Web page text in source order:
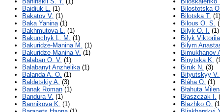
Baidiuk L. (1)
Bakatov V. (1)
Baka Yanina(1)
Bakhmutova L. (1)
Bakunchyk L. M. (1)
Bakuridze-Manina M. (1)
Bakuridze-Manina V. (1)
Balaban O. V. (1)
Balabanyt Anzhelika(1)
Balanda A. O. (1)
Baldetskiy A. (3)
Banak Roman (1)
Bandura V. (1)
Bannikova K. (1)
Bilostotska
Bilotska T. (1)
Bilous O. S.
Bilyk O. I. (1)
Bilyk Viktoriia
Bilym
Bimukhanov
Binytska K.
Biruk N. (3)
Bityutskyy
Bláha O. (1)
Błahuta
Błaszczak I.
Blazhko O.